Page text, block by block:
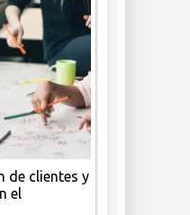
de clientes y
el